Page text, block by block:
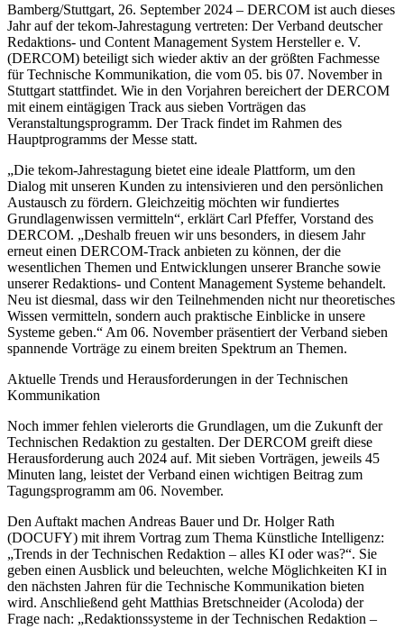
Bamberg/Stuttgart, 26. September 2024 – DERCOM ist auch dieses
Jahr auf der tekom-Jahrestagung vertreten: Der Verband deutscher
Redaktions- und Content Management System Hersteller e. V.
(DERCOM) beteiligt sich wieder aktiv an der größten Fachmesse
für Technische Kommunikation, die vom 05. bis 07. November in
Stuttgart stattfindet. Wie in den Vorjahren bereichert der DERCOM
mit einem eintägigen Track aus sieben Vorträgen das
Veranstaltungsprogramm. Der Track findet im Rahmen des
Hauptprogramms der Messe statt.
„Die tekom-Jahrestagung bietet eine ideale Plattform, um den
Dialog mit unseren Kunden zu intensivieren und den persönlichen
Austausch zu fördern. Gleichzeitig möchten wir fundiertes
Grundlagenwissen vermitteln“, erklärt Carl Pfeffer, Vorstand des
DERCOM. „Deshalb freuen wir uns besonders, in diesem Jahr
erneut einen DERCOM-Track anbieten zu können, der die
wesentlichen Themen und Entwicklungen unserer Branche sowie
unserer Redaktions- und Content Management Systeme behandelt.
Neu ist diesmal, dass wir den Teilnehmenden nicht nur theoretisches
Wissen vermitteln, sondern auch praktische Einblicke in unsere
Systeme geben.“ Am 06. November präsentiert der Verband sieben
spannende Vorträge zu einem breiten Spektrum an Themen.
Aktuelle Trends und Herausforderungen in der Technischen
Kommunikation
Noch immer fehlen vielerorts die Grundlagen, um die Zukunft der
Technischen Redaktion zu gestalten. Der DERCOM greift diese
Herausforderung auch 2024 auf. Mit sieben Vorträgen, jeweils 45
Minuten lang, leistet der Verband einen wichtigen Beitrag zum
Tagungsprogramm am 06. November.
Den Auftakt machen Andreas Bauer und Dr. Holger Rath
(DOCUFY) mit ihrem Vortrag zum Thema Künstliche Intelligenz:
„Trends in der Technischen Redaktion – alles KI oder was?“. Sie
geben einen Ausblick und beleuchten, welche Möglichkeiten KI in
den nächsten Jahren für die Technische Kommunikation bieten
wird. Anschließend geht Matthias Bretschneider (Acoloda) der
Frage nach: „Redaktionssysteme in der Technischen Redaktion –